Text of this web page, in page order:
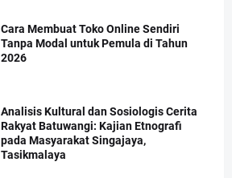
Cara Membuat Toko Online Sendiri
Tanpa Modal untuk Pemula di Tahun
2026
Analisis Kultural dan Sosiologis Cerita
Rakyat Batuwangi: Kajian Etnografi
pada Masyarakat Singajaya,
Tasikmalaya